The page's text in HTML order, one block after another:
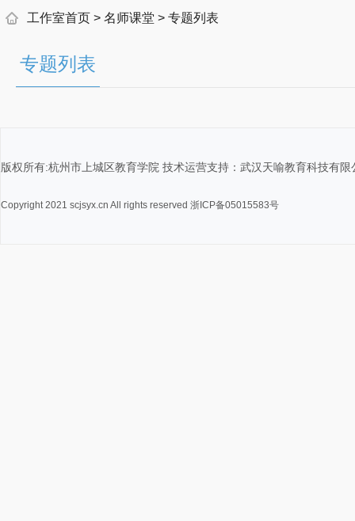
工作室首页 > 名师课堂 > 专题列表
专题列表
版权所有:杭州市上城区教育学院 技术运营支持：武汉天喻教育科技有限
Copyright 2021 scjsyx.cn All rights reserved 浙ICP备05015583号